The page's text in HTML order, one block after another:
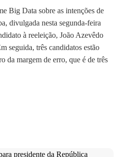
Big Data sobre as intenções de
divulgada nesta segunda-feira
à reeleição, João Azevêdo
seguida, três candidatos estão
da margem de erro, que é de três